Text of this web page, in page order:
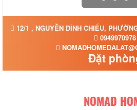
12/1 , NGUYỄN ĐÌNH CHIỂU,
0949970978
Đặt
NOMAD